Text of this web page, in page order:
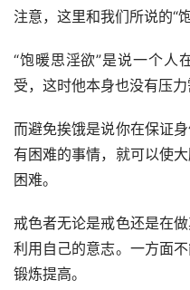
注意，这里和我们所说的“
“饱暖思淫欲”是说一个人
受，这时他本身也没有压力
而避免挨饿是说你在保证
有困难的事情，就可以使
困难。
戒色者无论是戒色还是在
利用自己的意志。一方面
锻炼提高。